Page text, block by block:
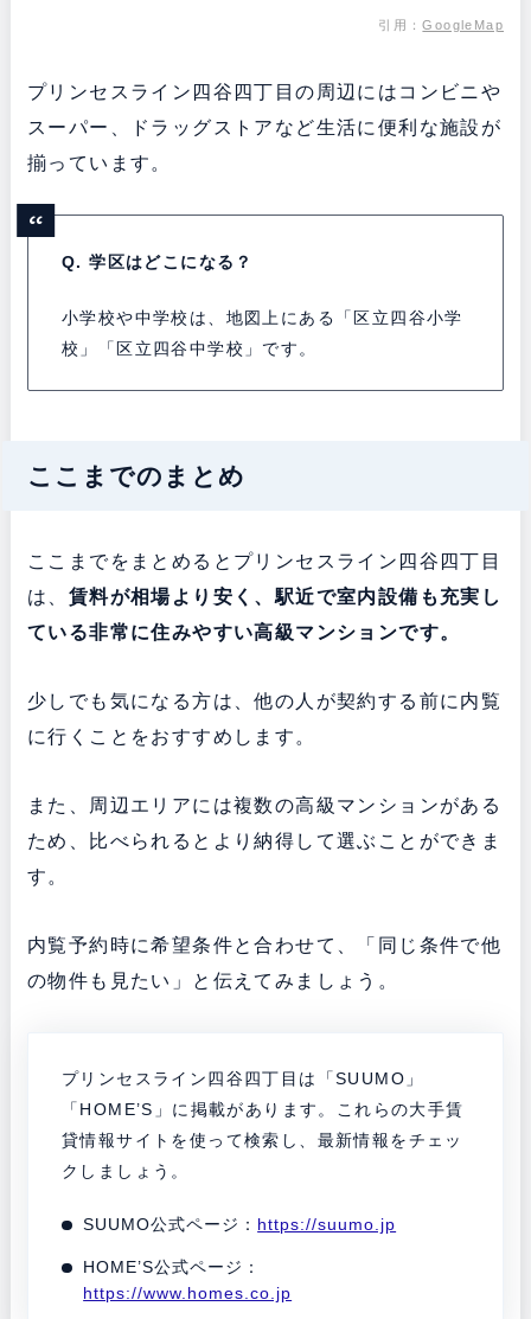
引用：GoogleMap
プリンセスライン四谷四丁目の周辺にはコンビニや
スーパー、ドラッグストアなど生活に便利な施設が
揃っています。
Q. 学区はどこになる？
小学校や中学校は、地図上にある「区立四谷小学
校」「区立四谷中学校」です。
ここまでのまとめ
ここまでをまとめるとプリンセスライン四谷四丁目
は、 賃料が相場より安く、駅近で室内設備も充実し
ている非常に住みやすい高級マンションです。
少しでも気になる方は、他の人が契約する前に内覧
に行くことをおすすめします。
また、周辺エリアには複数の高級マンションがある
ため、比べられるとより納得して選ぶことができま
す。
内覧予約時に希望条件と合わせて、「同じ条件で他
の物件も見たい」と伝えてみましょう。
プリンセスライン四谷四丁目は「SUUMO」
「HOME’S」に掲載があります。これらの大手賃
貸情報サイトを使って検索し、最新情報をチェッ
クしましょう。
SUUMO公式ページ： https://suumo.jp
HOME’S公式ページ：
https://www.homes.co.jp